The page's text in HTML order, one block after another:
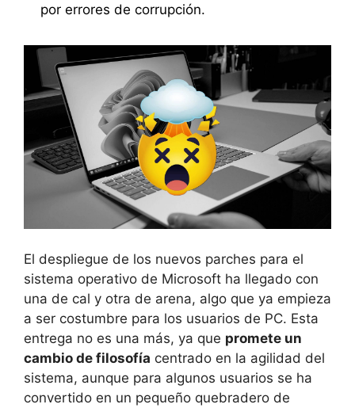
por errores de corrupción.
El despliegue de los nuevos parches para el
sistema operativo de Microsoft ha llegado con
una de cal y otra de arena, algo que ya empieza
a ser costumbre para los usuarios de PC. Esta
entrega no es una más, ya que promete un
cambio de filosofía centrado en la agilidad del
sistema, aunque para algunos usuarios se ha
convertido en un pequeño quebradero de